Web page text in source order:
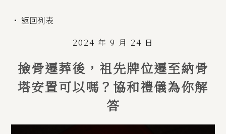
・ 返回列表
2024 年 9 月 24 日
撿骨遷葬後，祖先牌位遷至納骨
塔安置可以嗎？協和禮儀為你解
答